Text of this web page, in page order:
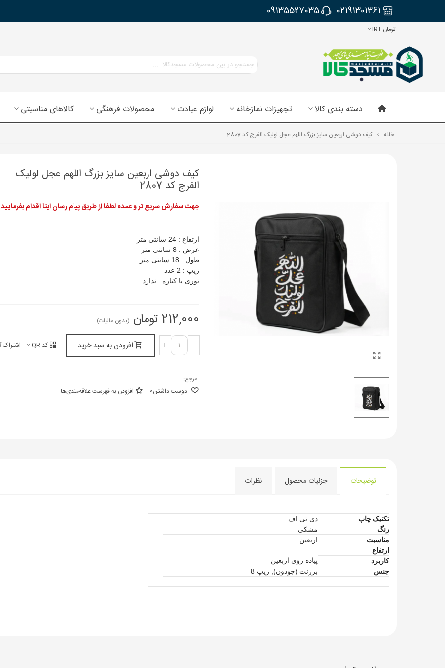
02191301361
09135527035
تومان IRT
دسته بندی کالا تجهیزات نمازخانه لوازم عبادت محصولات فرهنگی کالاهای مناسبتی
خانه > کیف دوشی اربعین سایز بزرگ اللهم عجل لولیک الفرج کد 2807
کیف دوشی اربعین سایز بزرگ اللهم عجل لولیک
الفرج کد 2807
جهت سفارش سریع تر و عمده لطفا از طریق پیام رسان ایتا اقدام
ارتفاع : 24 سانتی متر
عرض : 8 سانتی متر
طول : 18 سانتی متر
زیپ : 2 عدد
توری یا کناره : ندارد
212,000 تومان (بدون مالیات)
-
+ افزودن به سبد خرید کد QR اشتراک
مرجع:
دوست داشتن0 افزودن به فهرست علاقه‌مندی‌ها
توضیحات جزئیات محصول نظرات
تکنیک چاپ
دی تی اف
رنگ
مشکی
مناسبت
اربعین
ارتفاع
کاربرد
پیاده روی اربعین
جنس
برزنت (جودون) زیپ 8